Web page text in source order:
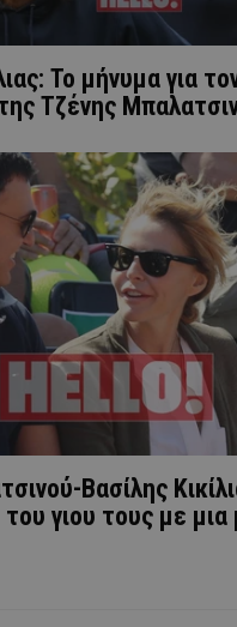
Το μήνυμα για
Τζένης
Βασίλης
του γιου τους με μια